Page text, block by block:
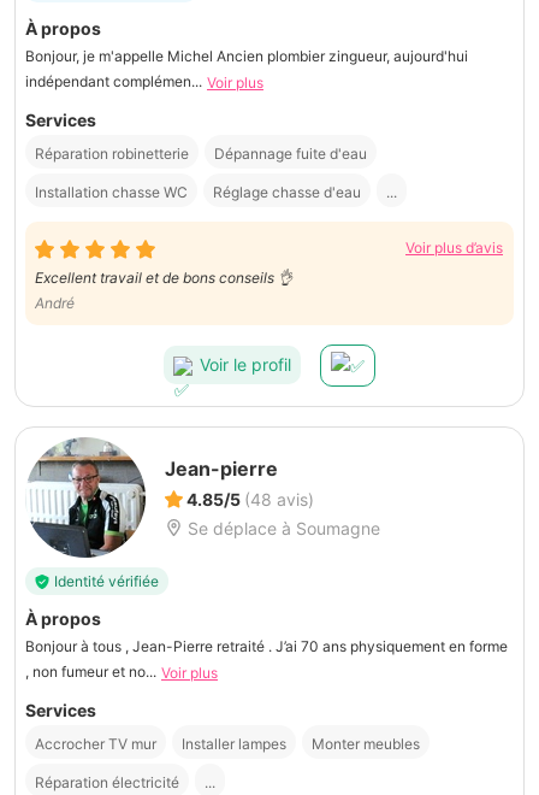
À propos
Bonjour, je m'appelle Michel Ancien plombier zingueur, aujourd'hui
indépendant complémen... Voir plus
Services
Réparation robinetterie Dépannage fuite d'eau
Installation chasse WC Réglage chasse d'eau ...
Voir plus d’avis
Excellent travail et de bons conseils 👌
André
Voir le profil
Jean-pierre
4.85/5 (48 avis)
Se déplace à Soumagne
Identité vérifiée
À propos
Bonjour à tous , Jean-Pierre retraité . J’ai 70 ans physiquement en forme
, non fumeur et no... Voir plus
Services
Accrocher TV mur Installer lampes Monter meubles
Réparation électricité ...